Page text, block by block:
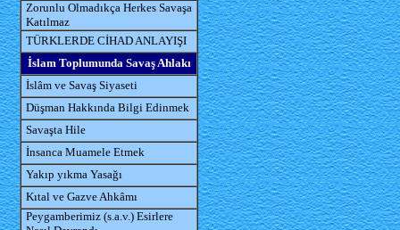
Zorunlu Olmadıkça Herkes Savaşa
Katılmaz
TÜRKLERDE CİHAD ANLAYIŞI
İslam Toplumunda Savaş Ahlakı
İslâm ve Savaş Siyaseti
Düşman Hakkında Bilgi Edinmek
Savaşta Hile
İnsanca Muamele Etmek
Yakıp yıkma Yasağı
Kıtal ve Gazve Ahkâmı
Peygamberimiz (s.a.v.) Esirlere